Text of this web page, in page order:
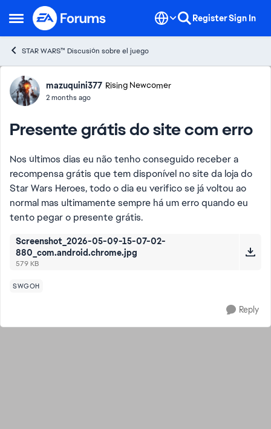
Open Side Menu
Skip to content RegisterSign In
STAR WARS™ Discusión sobre el juego
Forum Discussion
mazuquini377 Rising Newcomer
2 months ago
Presente grátis do site com erro
Nos últimos dias eu não tenho conseguido receber a
recompensa grátis que tem disponível no site da loja do
Star Wars Heroes, todo o dia eu verifico se já voltou ao
normal mas ultimamente sempre há um erro quando eu
tento pegar o presente grátis.
Screenshot_2026-05-09-15-07-02-
880_com.android.chrome.jpg
579 KB
SWGOH
Reply